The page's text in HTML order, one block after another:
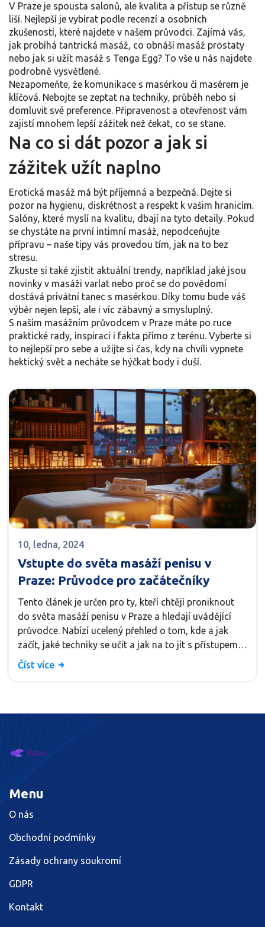
V Praze je spousta salonů, ale kvalita a přístup se různě
liší. Nejlepší je vybírat podle recenzí a osobních
zkušeností, které najdete v našem průvodci. Zajímá vás,
jak probíhá tantrická masáž, co obnáší masáž prostaty
nebo jak si užít masáž s Tenga Egg? To vše u nás najdete
podrobně vysvětlené.
Nezapomeňte, že komunikace s masérkou či masérem je
klíčová. Nebojte se zeptat na techniky, průběh nebo si
domluvit své preference. Připravenost a otevřenost vám
zajistí mnohem lepší zážitek než čekat, co se stane.
Na co si dát pozor a jak si
zážitek užít naplno
Erotická masáž má být příjemná a bezpečná. Dejte si
pozor na hygienu, diskrétnost a respekt k vašim hranicím.
Salóny, které myslí na kvalitu, dbají na tyto detaily. Pokud
se chystáte na první intimní masáž, nepodceňujte
přípravu – naše tipy vás provedou tím, jak na to bez
stresu.
Zkuste si také zjistit aktuální trendy, například jaké jsou
novinky v masáži varlat nebo proč se do povědomí
dostává privátní tanec s masérkou. Díky tomu bude váš
výběr nejen lepší, ale i víc zábavný a smysluplný.
S naším masážním průvodcem v Praze máte po ruce
praktické rady, inspiraci i fakta přímo z terénu. Vyberte si
to nejlepší pro sebe a užijte si čas, kdy na chvíli vypnete
hektický svět a necháte se hýčkat body i duší.
10, ledna, 2024
Vstupte do světa masáží penisu v
Praze: Průvodce pro začátečníky
Tento článek je určen pro ty, kteří chtějí proniknout
do světa masáží penisu v Praze a hledají uvádějící
průvodce. Nabízí ucelený přehled o tom, kde a jak
začít, jaké techniky se učit a jak na to jít s přístupem
otevřenosti a diskrétnosti. Čtenáři se dočtou o
Číst více
Menu
O nás
Obchodní podmínky
Zásady ochrany soukromí
GDPR
Kontakt